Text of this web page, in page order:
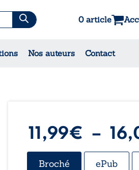
0 article
Nos auteurs Contact
& Contes
11,99€ –
Broché ePub